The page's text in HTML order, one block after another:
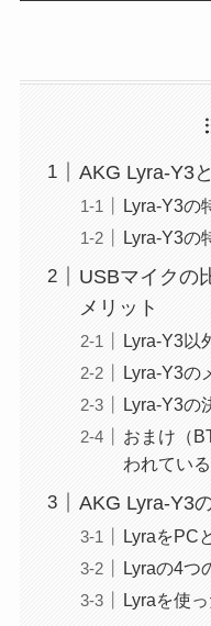
AKG Lyra-Y3
Lyra-Y3の
Lyra-Y3の
USBマイクの
メリット
Lyra-Y3以
Lyra-Y3の
Lyra-Y3の
おまけ（
われている
AKG Lyra-Y3
LyraをPC
Lyraの4つ
Lyraを使